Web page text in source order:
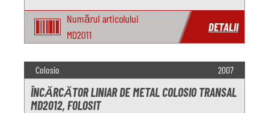
Numărul articolului
MD2011
DETALII
Colosio 2007
ÎNCĂRCĂTOR LINIAR DE METAL COLOSIO TRANSAL
MD2012, FOLOSIT